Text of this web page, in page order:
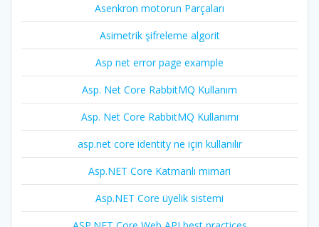
Asenkron motorun Parçaları
Asimetrik şifreleme algorit
Asp net error page example
Asp. Net Core RabbitMQ Kullanım
Asp. Net Core RabbitMQ Kullanımı
asp.net core identity ne için kullanılır
Asp.NET Core Katmanlı mimari
Asp.NET Core üyelik sistemi